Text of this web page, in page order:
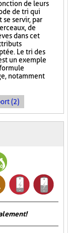
de leurs
de tri qui
se servir, par
de
dans cet
Le tri des
un exemple
notamment
(2)